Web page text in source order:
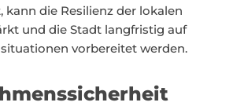
kann die Resilienz der lokalen
und die Stadt langfristig auf
vorbereitet werden.